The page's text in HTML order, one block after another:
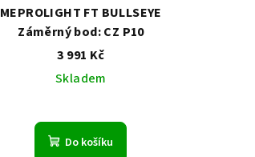
MEPROLIGHT FT BULLSEYE
Záměrný bod: CZ P10
3 991 Kč
Skladem
Do košíku